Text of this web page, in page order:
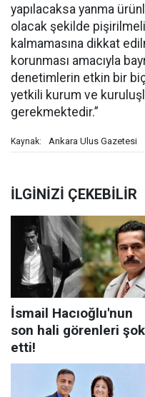
yapılacaksa yanma
olacak şekilde
kalmamasına dikkat
korunması amacıyla
denetimlerin etkin bir
yetkili kurum ve
gerekmektedir.”
Kaynak: Ankara Ulus Gazetesi